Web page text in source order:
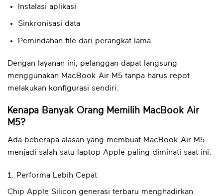
Instalasi aplikasi
Sinkronisasi data
Pemindahan file dari perangkat lama
Dengan layanan ini, pelanggan dapat langsung
menggunakan MacBook Air M5 tanpa harus repot
melakukan konfigurasi sendiri.
Kenapa Banyak Orang Memilih MacBook Air
M5?
Ada beberapa alasan yang membuat MacBook Air M5
menjadi salah satu laptop Apple paling diminati saat ini.
1. Performa Lebih Cepat
Chip Apple Silicon generasi terbaru menghadirkan